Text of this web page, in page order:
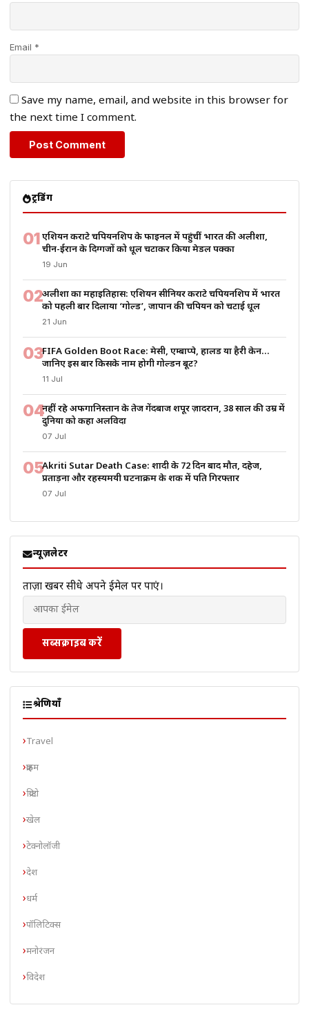
Email *
Save my name, email, and website in this browser for
the next time I comment.
ट्रेंडिंग
01एशियन कराटे चैंपियनशिप के फाइनल में पहुंचीं भारत की अलीशा,
चीन-ईरान के दिग्गजों को धूल चटाकर किया मेडल पक्का
19 Jun
02अलीशा का महाइतिहास: एशियन सीनियर कराटे चैंपियनशिप में भारत
को पहली बार दिलाया ‘गोल्ड’, जापान की चैंपियन को चटाई धूल
21 Jun
03FIFA Golden Boot Race: मेसी, एम्बाप्पे, हालैंड या हैरी केन…
जानिए इस बार किसके नाम होगी गोल्डन बूट?
11 Jul
04नहीं रहे अफगानिस्तान के तेज गेंदबाज शपूर ज़ादरान, 38 साल की उम्र में
दुनिया को कहा अलविदा
07 Jul
05Akriti Sutar Death Case: शादी के 72 दिन बाद मौत, दहेज,
प्रताड़ना और रहस्यमयी घटनाक्रम के शक में पति गिरफ्तार
07 Jul
न्यूज़लेटर
ताज़ा खबरें सीधे अपने ईमेल पर पाएं।
सब्सक्राइब करें
श्रेणियाँ
Travel
क्राइम
क्रिप्टो
खेल
टेक्नोलॉजी
देश
धर्म
पॉलिटिक्स
मनोरंजन
विदेश